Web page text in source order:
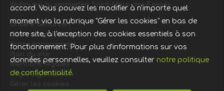
Wohnung zu vermieten Saint-Maur-des-Fossés
Unsere Gebühren
Offre complète
Notre engagement
Plan du site
Mentions légales
Login Eigentümer
Gérer les cookies
accord. Vous pouvez les modifier à n'importe quel
moment via la rubrique "Gérer les cookies" en bas de
notre site, à l'exception des cookies essentiels à son
fonctionnement. Pour plus d'informations sur vos
données personnelles, veuillez consulter notre politique
de confidentialité.